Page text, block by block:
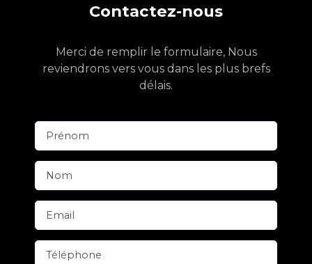
Contactez-nous
Merci de remplir le formulaire, Nous
reviendrons vers vous dans les plus brefs
délais.
Prénom
Nom
Email
Téléphone